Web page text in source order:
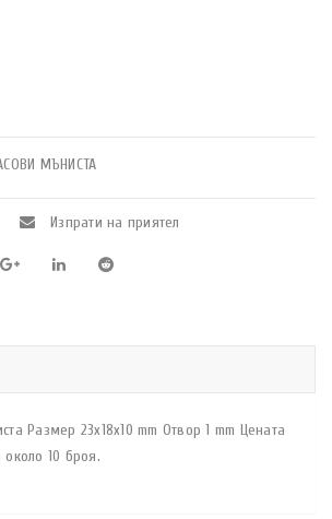
МЪНИСТА
Изпрати на приятел
Размер 23х18х10 mm Отвор 1 mm Цената
10 броя.